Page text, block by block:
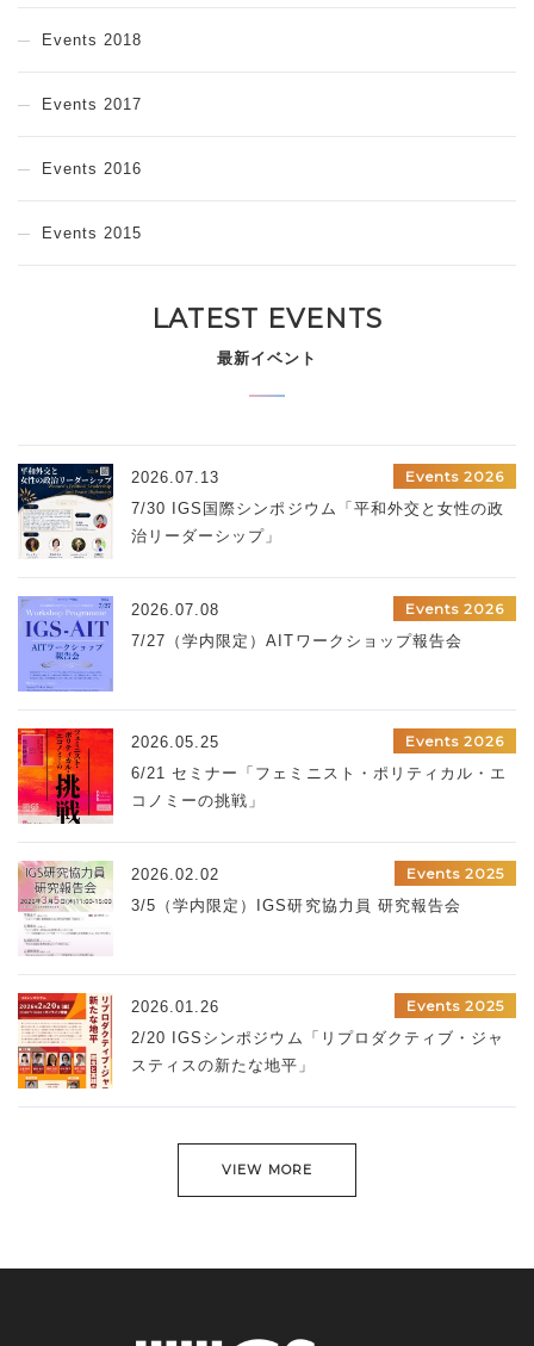
Events 2018
Events 2017
Events 2016
Events 2015
LATEST EVENTS
最新イベント
2026.07.13
Events 2026
7/30 IGS国際シンポジウム「平和外交と女性の政
治リーダーシップ」
2026.07.08
Events 2026
7/27（学内限定）AITワークショップ報告会
2026.05.25
Events 2026
6/21 セミナー「フェミニスト・ポリティカル・エ
コノミーの挑戦」
2026.02.02
Events 2025
3/5（学内限定）IGS研究協力員 研究報告会
2026.01.26
Events 2025
2/20 IGSシンポジウム「リプロダクティブ・ジャ
スティスの新たな地平」
VIEW MORE